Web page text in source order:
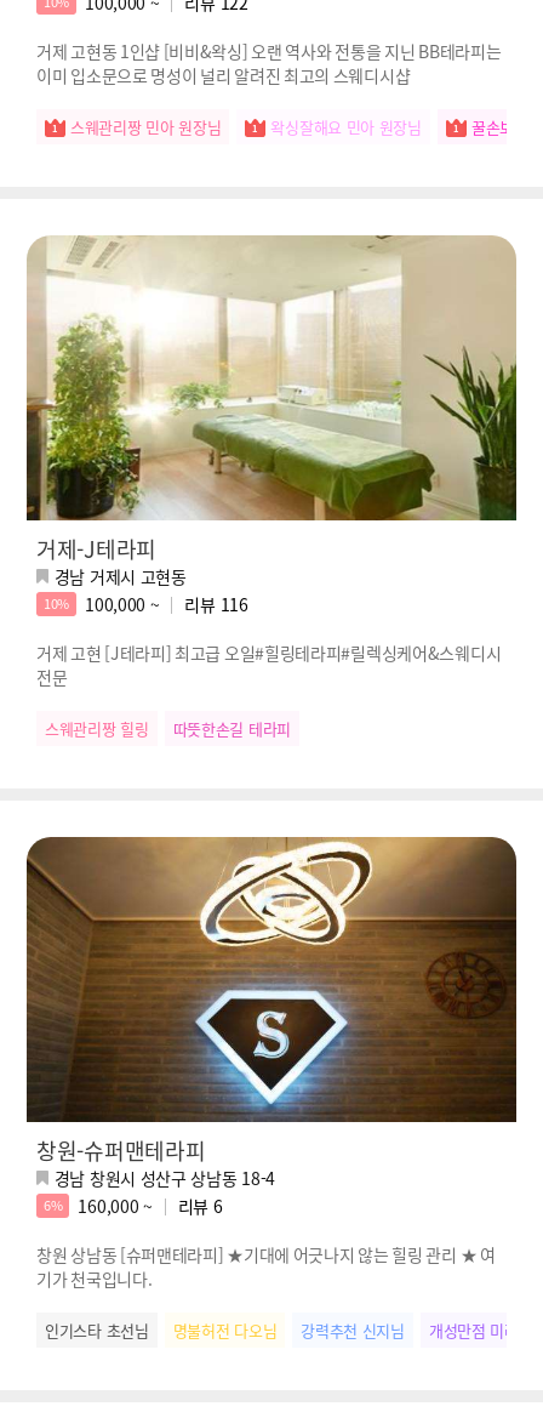
거제 고현동 1인샵 [비비&왁싱] 오랜 역사와 전통을 지닌 BB테라피는
이미 입소문으로 명성이 널리 알려진 최고의 스웨디시샵
스웨관리짱 민아 원장님 왁싱잘해요 민아 원장님 꿀손보유
거제-J테라피
경남 거제시 고현동
10% 100,000 ~ 리뷰 116
거제 고현 [J테라피] 최고급 오일#힐링테라피#릴렉싱케어&스웨디시
전문
스웨관리짱 힐링 따뜻한손길 테라피
창원-슈퍼맨테라피
경남 창원시 성산구 상남동 18-4
6% 160,000 ~ 리뷰 6
창원 상남동 [슈퍼맨테라피] ★기대에 어긋나지 않는 힐링 관리 ★ 여
기가 천국입니다.
인기스타 초선님 명불허전 다오님 강력추천 신지님 개성만점 미라님